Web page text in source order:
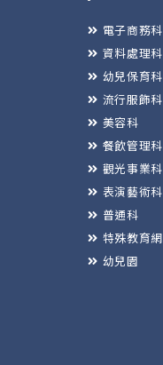
電子商務科
資料處理科
幼兒保育科
流行服飾科
美容科
餐飲管理科
觀光事業科
表演藝術科
普通科
特殊教育網
幼兒園